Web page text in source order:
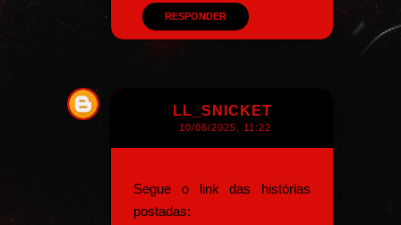
RESPONDER
LL_SNICKET
10/06/2025, 11:22
Segue o link das histórias
postadas: